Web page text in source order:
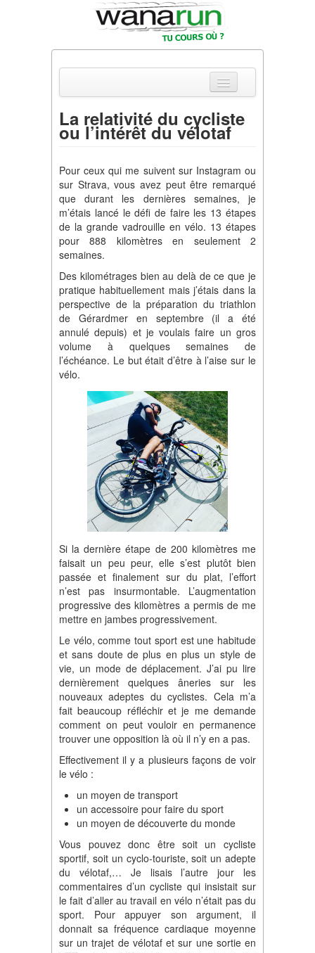
Actualités
Parcours & Courses
Outils & Réseaux
La relativité du cycliste
ou l’intérêt du vélotaf
Pour ceux qui me suivent sur Instagram ou
sur Strava, vous avez peut être remarqué
que durant les dernières semaines, je
m’étais lancé le défi de faire les 13 étapes
de la grande vadrouille en vélo. 13 étapes
pour 888 kilomètres en seulement 2
semaines.
Des kilométrages bien au delà de ce que je
pratique habituellement mais j’étais dans la
perspective de la préparation du triathlon
de Gérardmer en septembre (il a été
annulé depuis) et je voulais faire un gros
volume à quelques semaines de
l’échéance. Le but était d’être à l’aise sur le
vélo.
Si la dernière étape de 200 kilomètres me
faisait un peu peur, elle s’est plutôt bien
passée et finalement sur du plat, l’effort
n’est pas insurmontable. L’augmentation
progressive des kilomètres a permis de me
mettre en jambes progressivement.
Le vélo, comme tout sport est une habitude
et sans doute de plus en plus un style de
vie, un mode de déplacement. J’ai pu lire
dernièrement quelques âneries sur les
nouveaux adeptes du cyclistes. Cela m’a
fait beaucoup réfléchir et je me demande
comment on peut vouloir en permanence
trouver une opposition là où il n’y en a pas.
Effectivement il y a plusieurs façons de voir
le vélo :
un moyen de transport
un accessoire pour faire du sport
un moyen de découverte du monde
Vous pouvez donc être soit un cycliste
sportif, soit un cyclo-touriste, soit un adepte
du vélotaf,… Je lisais l’autre jour les
commentaires d’un cycliste qui insistait sur
le fait d’aller au travail en vélo n’était pas du
sport. Pour appuyer son argument, il
donnait sa fréquence cardiaque moyenne
sur un trajet de vélotaf et sur une sortie en